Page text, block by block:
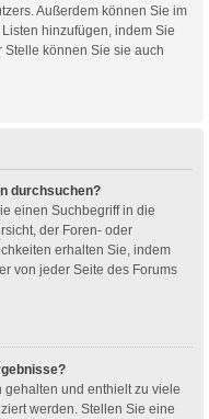
Außerdem können Sie im
hinzufügen, indem Sie
können Sie sie auch
durchsuchen?
einen Suchbegriff in die
der Foren- oder
erhalten Sie, indem
von jeder Seite des Forums
und enthielt zu viele
werden. Stellen Sie eine